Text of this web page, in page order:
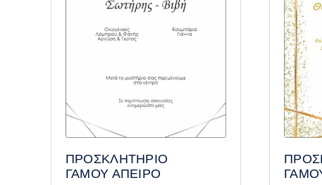
ΠΡΟΣΚΛΗΤΗΡΙΟ
ΓΑΜΟΥ ΑΠΕΙΡΟ